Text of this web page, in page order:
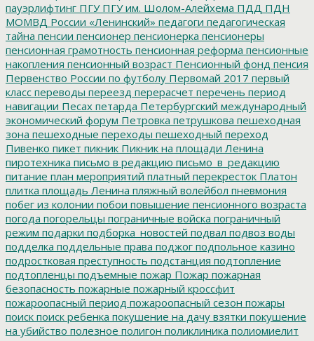
пауэрлифтинг ПГУПГУ им. Шолом-Алейхема ПДД ПДН
МОМВД России «Ленинский» педагоги педагогическая
тайна пенсии пенсионер пенсионерка пенсионеры
пенсионная грамотность пенсионная реформа пенсионные
накопления пенсионный возраст Пенсионный фонд пенсия
Первенство России по футболу Первомай 2017 первый
класс переводы переезд перерасчет перечень период
навигации Песах петарда Петербургский международный
экономический форум Петровка петрушкова пешеходная
зона пешеходные переходы пешеходный переход
Пивенко пикет пикник Пикник на площади Ленина
пиротехника письмо в редакцию письмо_в_редакцию
питание план мероприятий платный перекресток Платон
плитка площадь Ленина пляжный волейбол пневмония
побег из колонии побои повышение пенсионного возраста
погода погорельцы пограничные войска пограничный
режим подарки подборка_новостей подвал подвоз воды
подделка поддельные права поджог подпольное казино
подростковая преступность подстанция подтопление
подтопленцы подъемные пожар Пожар пожарная
безопасность пожарные пожарный кроссфит
пожароопасный период пожароопасный сезон пожары
поиск поиск ребенка покушение на дачу взятки покушение
на убийство полезное полигон поликлиника полиомиелит